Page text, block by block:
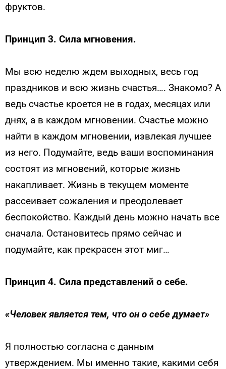
фруктов.
Принцип 3. Сила мгновения.
Мы всю неделю ждем выходных, весь год
праздников и всю жизнь счастья…. Знакомо? А
ведь счастье кроется не в годах, месяцах или
днях, а в каждом мгновении. Счастье можно
найти в каждом мгновении, извлекая лучшее
из него. Подумайте, ведь ваши воспоминания
состоят из мгновений, которые жизнь
накапливает. Жизнь в текущем моменте
рассеивает сожаления и преодолевает
беспокойство. Каждый день можно начать все
сначала. Остановитесь прямо сейчас и
подумайте, как прекрасен этот миг…
Принцип 4. Сила представлений о себе.
«Человек является тем, что он о себе думает»
Я полностью согласна с данным
утверждением. Мы именно такие, какими себя